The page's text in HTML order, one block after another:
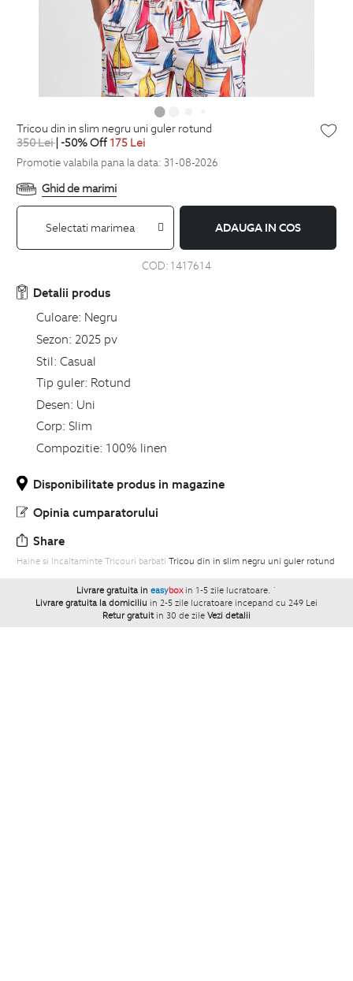
tricou din in slim negru uni guler rotund
350Lei| -50% Off 175 Lei
Promotie valabila pana la data: 31-08-2026
Ghid de marimi
Selectati marimea ADAUGA IN COS
COD: 1417614
Detalii produs
Culoare: Negru
Sezon: 2025 pv
Stil: Casual
Tip guler: Rotund
Desen: Uni
Corp: Slim
Compozitie: 100% linen
Disponibilitate produs in magazine
Opinia cumparatorului
Share
Haine si Incaltaminte Tricouri barbati Tricou din in slim negru uni guler rotund
Livrare gratuita in easybox in 1-5 zile lucratoare. `
Livrare gratuita la domiciliu in 2-5 zile lucratoare incepand cu 249 Lei
Retur gratuit in 30 de zile Vezi detalii